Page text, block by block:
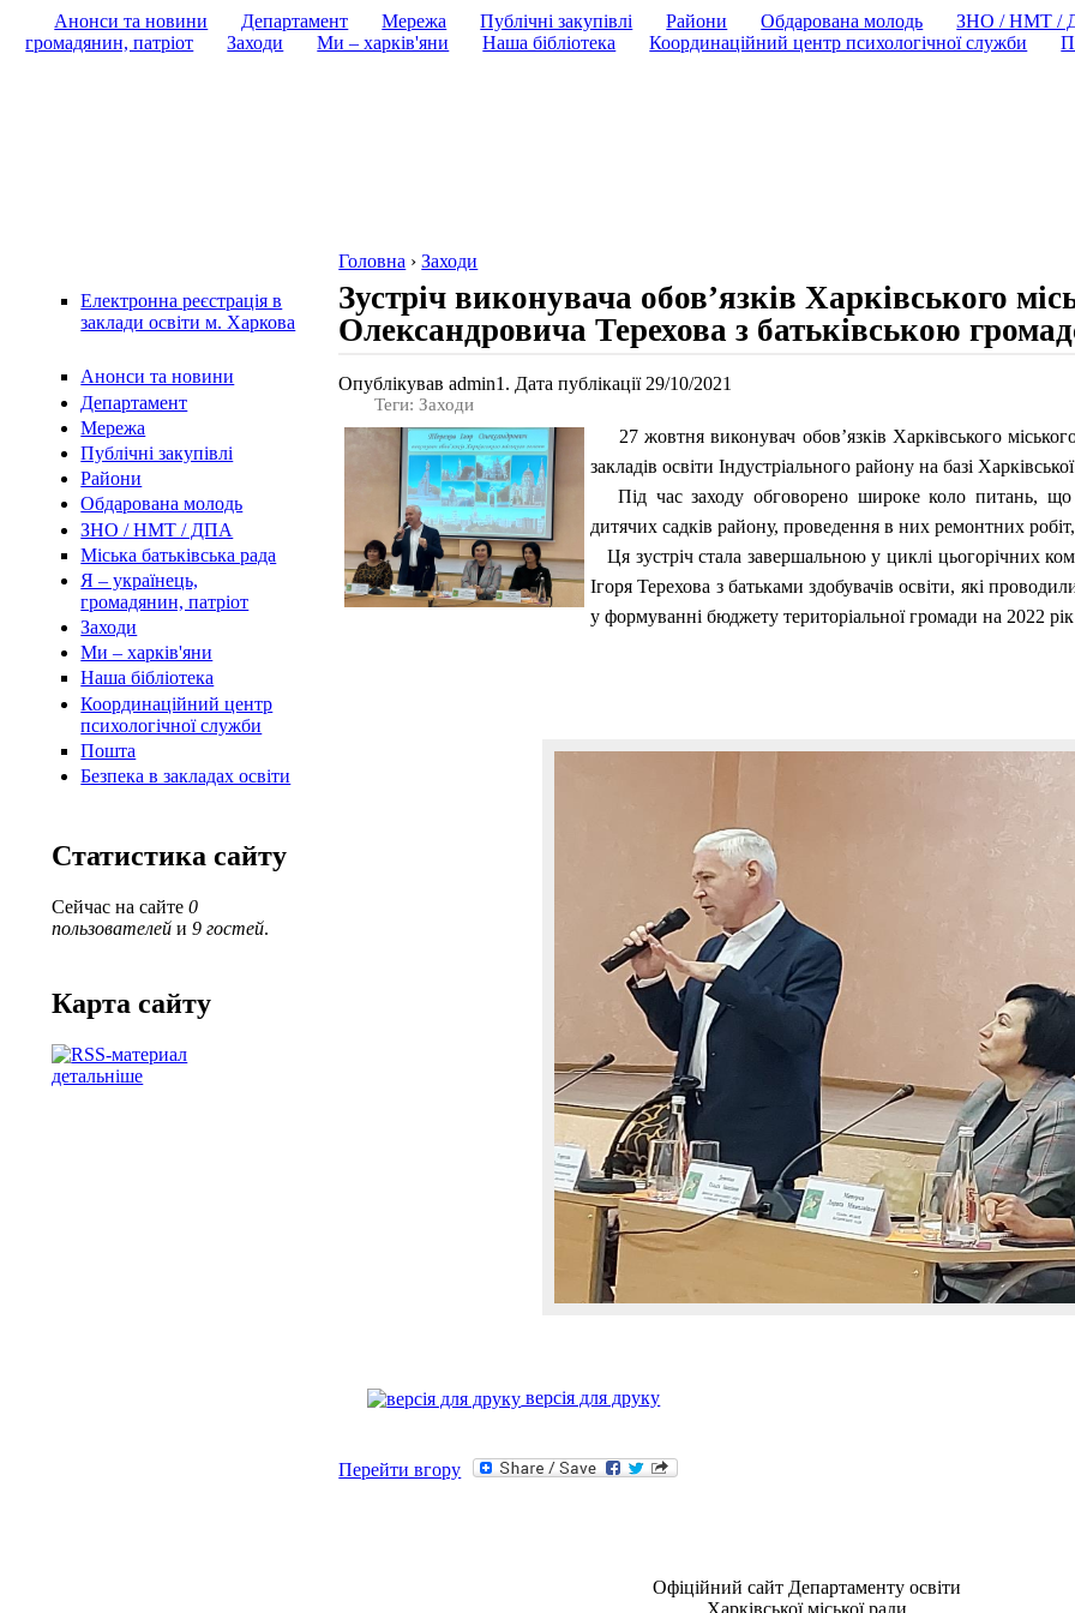
Анонси та новини Департамент Мережа Публічні закупівлі Райони Обдарована молодь
ЗНО / НМТ /
громадянин, патріот
Заходи Ми – харків'яни Наша бібліотека Координаційний центр психологічної служби
Електронна реєстрація в
заклади освіти м. Харкова
Анонси та новини
Департамент
Мережа
Публічні закупівлі
Райони
Обдарована молодь
ЗНО / НМТ / ДПА
Міська батьківська рада
Я – українець,
громадянин, патріот
Заходи
Ми – харків'яни
Наша бібліотека
Координаційний центр
психологічної служби
Пошта
Безпека в закладах освіти
Статистика сайту
Сейчас на сайте0
пользователей и9 гостей.
Карта сайту
детальніше
Головна ›Заходи
Зустріч виконувача обов’язків Харківського
Олександровича Терехова з батьківською
Опублікував admin1. Дата публікації 29/10/2021
Теги: Заходи
27 жовтня виконувач обов’язків Харківського
закладів освіти Індустріального району на базі
Під час заходу обговорено широке коло питань, що
дитячих садків району, проведення в них ремонтних
Ця зустріч стала завершальною у циклі цьогорічних
Ігоря Терехова з батьками здобувачів освіти, які
у формуванні бюджету територіальної громади на 2022
версія для друку
Перейти вгору
Офіційний сайт Департаменту освіти
Харківської міської ради